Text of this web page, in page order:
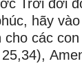
Trời đời
hãy
cho các